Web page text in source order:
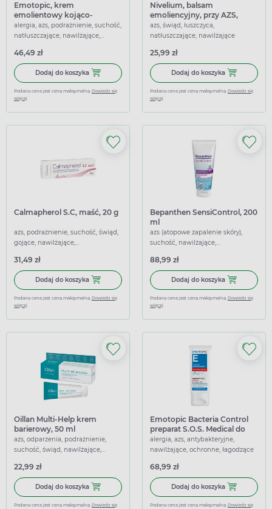
Emotopic, krem
emolientowy kojąco-
zmiękczający do ciała, 200
ml
alergia, azs, podrażnienie, suchość,
natłuszczające, nawilżające,
46,49 zł
Dodaj do koszyka Dodaj do koszyka Emotopic, krem emolientowy kojąco-
Podana cena jest ceną maksymalną. Dowiedz się
więcej
Nivelium, balsam
emoliencyjny, przy AZS,
łuszczycy, 180 ml
azs, świąd, łuszczyca,
natłuszczające, nawilżające
25,99 zł
Dodaj do koszyka Dodaj do
Podana cena jest ceną maksymalną. Dowiedz się
więcej
Calmapherol S.C, maść, 20 g
azs, podrażnienie, suchość, świąd,
gojące, nawilżające,
31,49 zł
Dodaj do koszyka Dodaj do koszyka Calmapherol S.C, maść, 20 g
Podana cena jest ceną maksymalną. Dowiedz się
więcej
Bepanthen SensiControl, 200
ml
azs (atopowe zapalenie skóry),
suchość, nawilżające,
88,99 zł
Dodaj do koszyka Dodaj do
Podana cena jest ceną maksymalną. Dowiedz się
więcej
Oillan Multi-Help krem
barierowy, 50 ml
azs, odparzenia, podrażnienie,
suchość, świąd, nawilżające,
regenerujące, łagodzące
22,99 zł
Dodaj do koszyka Dodaj do koszyka Oillan Multi-Help krem barierowy, 50 ml
Podana cena jest ceną maksymalną. Dowiedz się
Emotopic Bacteria Control
preparat S.O.S. Medical do
twarzy i ciała, 30 ml
alergia, azs, antybakteryjne,
nawilżające, ochronne, łagodzące
68,99 zł
Dodaj do koszyka Dodaj do
Podana cena jest ceną maksymalną. Dowiedz się